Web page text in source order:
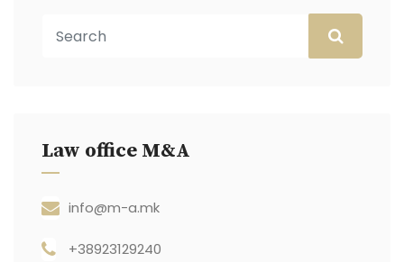
Law office M&A
info@m-a.mk
+38923129240